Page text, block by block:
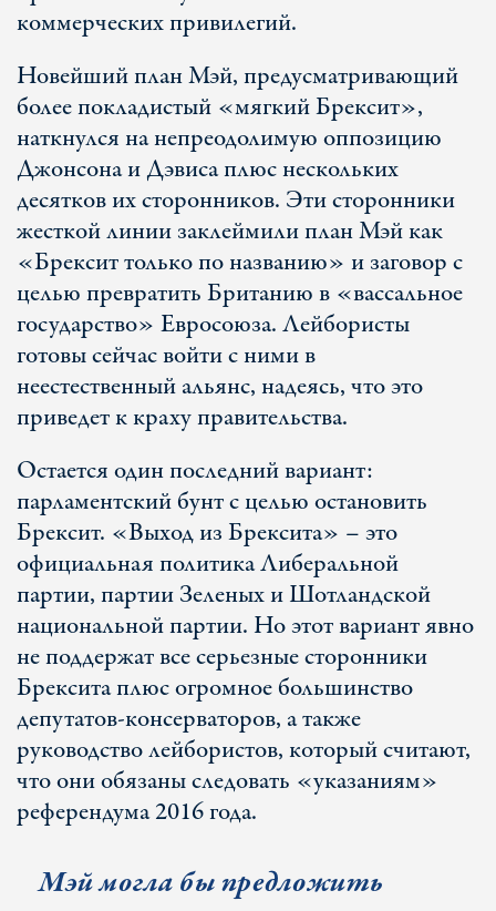
коммерческих привилегий.
Новейший план Мэй, предусматривающий
более покладистый «мягкий Брексит»,
наткнулся на непреодолимую оппозицию
Джонсона и Дэвиса плюс нескольких
десятков их сторонников. Эти сторонники
жесткой линии заклеймили план Мэй как
«Брексит только по названию» и заговор с
целью превратить Британию в «вассальное
государство» Евросоюза. Лейбористы
готовы сейчас войти с ними в
неестественный альянс, надеясь, что это
приведет к краху правительства.
Остается один последний вариант:
парламентский бунт с целью остановить
Брексит. «Выход из Брексита» – это
официальная политика Либеральной
партии, партии Зеленых и Шотландской
национальной партии. Но этот вариант явно
не поддержат все серьезные сторонники
Брексита плюс огромное большинство
депутатов-консерваторов, а также
руководство лейбористов, который считают,
что они обязаны следовать «указаниям»
референдума 2016 года.
Мэй могла бы предложить